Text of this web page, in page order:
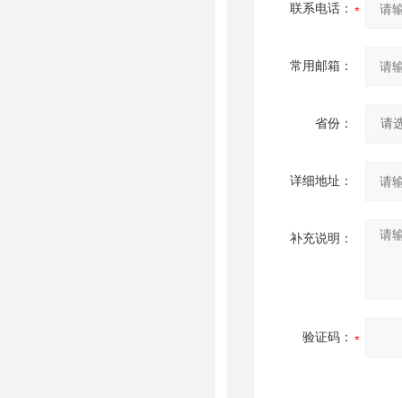
联系电话：
常用邮箱：
省份：
详细地址：
补充说明：
验证码：